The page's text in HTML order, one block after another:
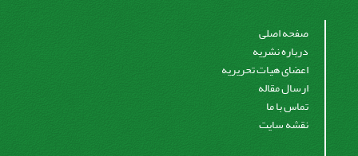
صفحه اصلی
درباره نشریه
اعضای هیات تحریریه
ارسال مقاله
تماس با ما
نقشه سایت